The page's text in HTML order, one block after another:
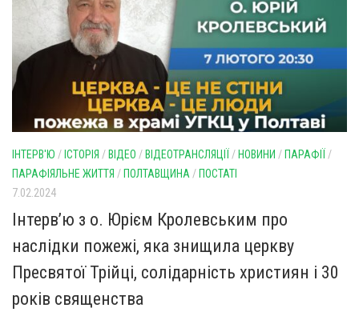
Св. Йосифа ОПДМ
Монастир сестер милосердя Св. Вінкентія. Дім Милосердя
Монастир Успення Пресвятої Богородиці Сестер Чину
Святого Василія Великого
Катехитична комісія
Комісія у справах молоді
Комісія у справах родини
Комісія з питань душпастирства охорони здоров’я
Спільноти
Квіти Слобожанщини
Харківщина
ІНТЕРВ'Ю / ІСТОРІЯ / ВІДЕО / ВІДЕОТРАНСЛЯЦІЇ / НОВИНИ / ПАРАФІЇ
/
ПАРАФІЯЛЬНЕ ЖИТТЯ / ПОЛТАВЩИНА/ ПОСТАТІ
7.02.2024
Інтерв’ю з о. Юрієм Кролевським про
наслідки пожежі, яка знищила церкву
Пресвятої Трійці, солідарність християн і 30
років священства